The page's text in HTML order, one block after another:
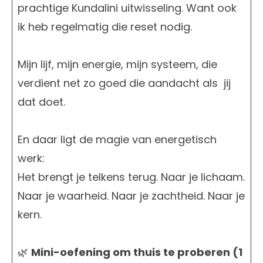
prachtige Kundalini uitwisseling. Want ook
ik heb regelmatig die reset nodig.
Mijn lijf, mijn energie, mijn systeem, die
verdient net zo goed die aandacht als jij
dat doet.
En daar ligt de magie van energetisch
werk:
Het brengt je telkens terug. Naar je lichaam.
Naar je waarheid. Naar je zachtheid. Naar je
kern.
🌿 Mini-oefening om thuis te proberen (1